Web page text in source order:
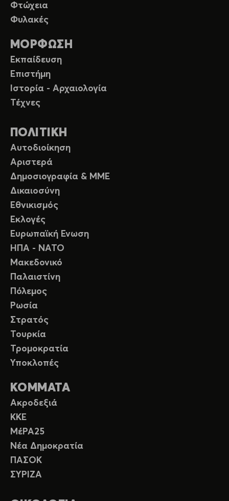
Φτώχεια
Φυλακές
ΜΟΡΦΩΣΗ
Εκπαίδευση
Επιστήμη
Ιστορία - Αρχαιολογία
Τέχνες
ΠΟΛΙΤΙΚΗ
Αυτοδιοίκηση
Αριστερά
Δημοσιογραφία & ΜΜΕ
Δικαιοσύνη
Εθνικισμός
Εκλογές
Ευρωπαϊκή Ενωση
ΗΠΑ - ΝΑΤΟ
Μακεδονικό
Παλαιστίνη
Πόλεμος
Ρωσία
Στρατός
Τουρκία
Τρομοκρατία
Υποκλοπές
ΚΟΜΜΑΤΑ
Ακροδεξιά
ΚΚΕ
ΜέΡΑ25
Νέα Δημοκρατία
ΠΑΣΟΚ
ΣΥΡΙΖΑ